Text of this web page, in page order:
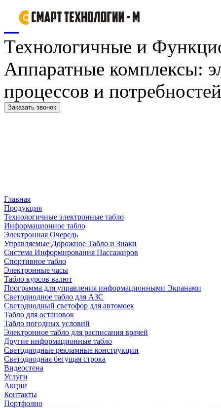
Технологичные и
Аппаратные комплексы:
процессов и
Заказать звонок
Главная
Продукция
Технологичные электронные табло
Информационное табло
Электронная Очередь
Управляемые Дорожное Табло и Знаки
Система Информирования Пассажиров
Спортивное табло
Электронные часы
Табло курсов валют
Программа для управления информационными Экранами
Светодиодное табло для АЗС
Светодиодный светофор для автомоек
Табло для остановок
Табло погодных условий
Электронное табло для расписания врачей
Другие информационные табло
Светодиодные рекламные конструкции
Светодиодная бегущая строка
Видеостена
Услуги
Акции
Контакты
Портфолио